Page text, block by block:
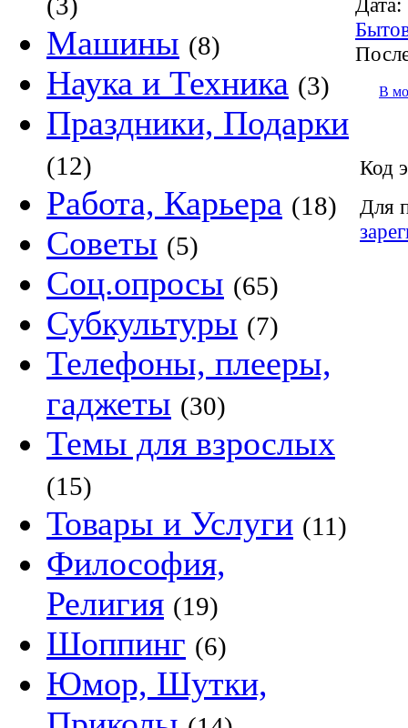
Машины (8)
Наука и Техника (3)
Праздники, Подарки
(12)
Работа, Карьера (18)
Советы (5)
Соц.опросы (65)
Субкультуры (7)
Телефоны, плееры,
гаджеты (30)
Темы для взрослых
(15)
Товары и Услуги (11)
Философия,
Религия (19)
Шоппинг (6)
Юмор, Шутки,
В
Код
Для